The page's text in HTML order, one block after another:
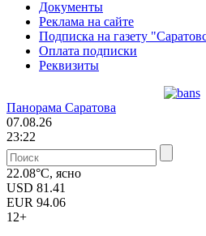
Документы
Реклама на сайте
Подписка на газету
Оплата подписки
Реквизиты
Панорама Саратова
07.08.26
23:22
22.08°C, ясно
USD 81.41
EUR 94.06
12+